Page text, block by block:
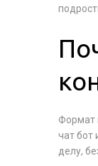
Формат
чат бот
делу,